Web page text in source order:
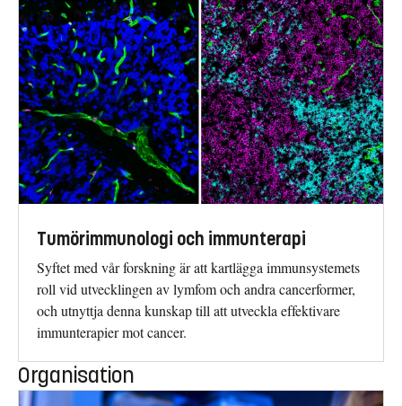
Tumörimmunologi och immunterapi
Syftet med vår forskning är att kartlägga immunsystemets
roll vid utvecklingen av lymfom och andra cancerformer,
och utnyttja denna kunskap till att utveckla effektivare
immunterapier mot cancer.
Organisation